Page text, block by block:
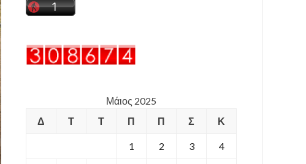
Μάιος 2025
Δ
Τ Τ Π Π Σ Κ
1 2 3 4